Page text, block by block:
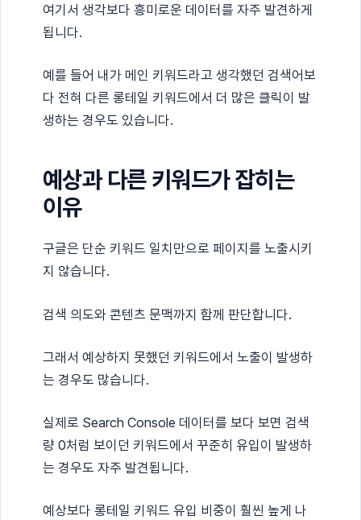
여기서 생각보다 흥미로운 데이터를 자주 발견하게
됩니다.
예를 들어 내가 메인 키워드라고 생각했던 검색어보
다 전혀 다른 롱테일 키워드에서 더 많은 클릭이 발
생하는 경우도 있습니다.
예상과 다른 키워드가 잡히는
이유
구글은 단순 키워드 일치만으로 페이지를 노출시키
지 않습니다.
검색 의도와 콘텐츠 문맥까지 함께 판단합니다.
그래서 예상하지 못했던 키워드에서 노출이 발생하
는 경우도 많습니다.
실제로 Search Console 데이터를 보다 보면 검색
량 0처럼 보이던 키워드에서 꾸준히 유입이 발생하
는 경우도 자주 발견됩니다.
예상보다 롱테일 키워드 유입 비중이 훨씬 높게 나